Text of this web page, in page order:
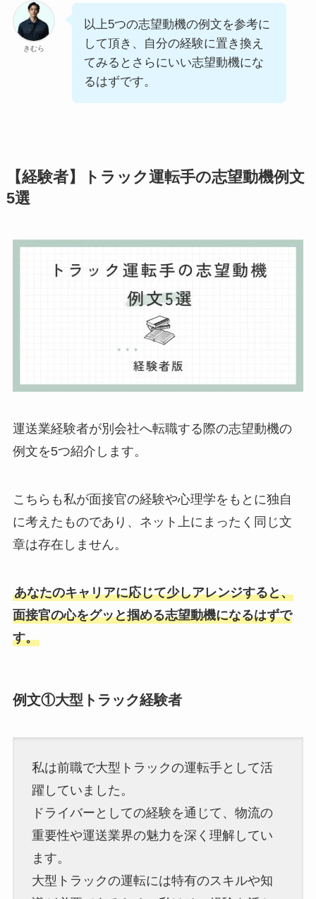
きむら
以上5つの志望動機の例文を参考に
して頂き、自分の経験に置き換え
てみるとさらにいい志望動機にな
るはずです。
【経験者】トラック運転手の志望動機例文
5選
運送業経験者が別会社へ転職する際の志望動機の
例文を5つ紹介します。
こちらも私が面接官の経験や心理学をもとに独自
に考えたものであり、ネット上にまったく同じ文
章は存在しません。
あなたのキャリアに応じて少しアレンジすると、
面接官の心をグッと掴める志望動機になるはずで
す。
例文①大型トラック経験者
私は前職で大型トラックの運転手として活
躍していました。
ドライバーとしての経験を通じて、物流の
重要性や運送業界の魅力を深く理解してい
ます。
大型トラックの運転には特有のスキルや知